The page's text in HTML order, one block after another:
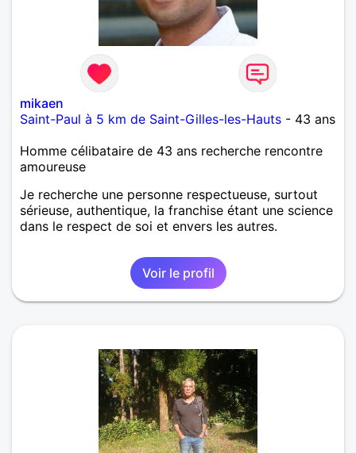
mikaen
Saint-Paul à 5 km de Saint-Gilles-les-Hauts - 43 ans
Homme célibataire de 43 ans recherche rencontre
amoureuse
Je recherche une personne respectueuse, surtout
sérieuse, authentique, la franchise étant une science
dans le respect de soi et envers les autres.
Voir le profil